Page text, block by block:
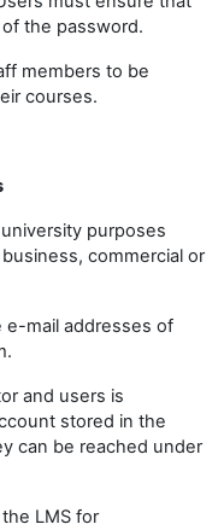
the password.
members to be
courses.
purposes
commercial or
e-mail addresses of
and users is
stored in the
can be reached under
LMS for